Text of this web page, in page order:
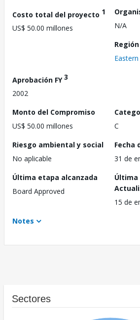
Costo total del proyecto 1
US$ 50.00 millones
N/A
Región
Aprobación FY3
2002
Monto del Compromiso
US$ 50.00 millones
C
Riesgo ambiental y social
No aplicable
Fecha
31 de
Última etapa alcanzada
Board Approved
Última
15 de
Notes
Sectores